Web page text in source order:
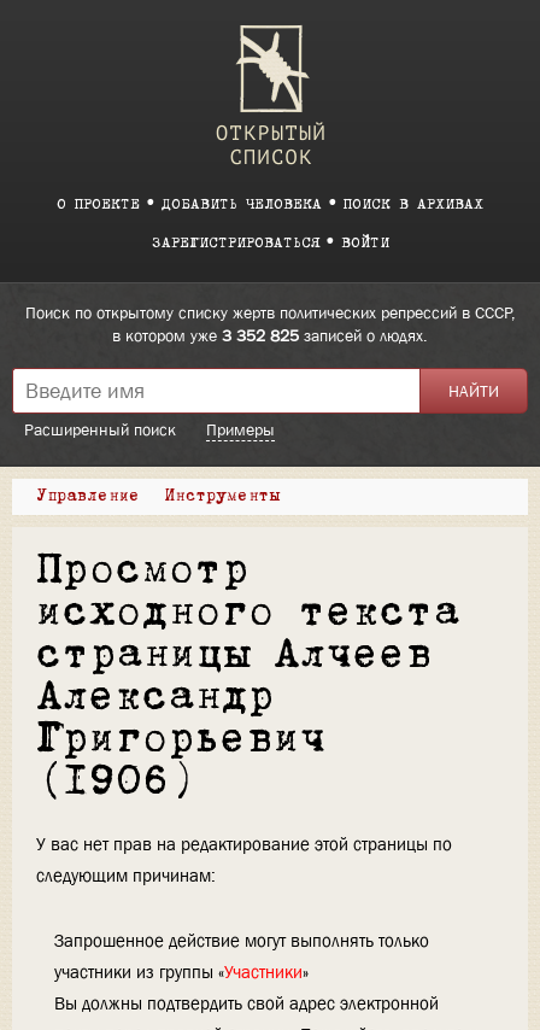
О ПРОЕКТЕ ДОБАВИТЬ ЧЕЛОВЕКА ПОИСК В АРХИВАХ
ЗАРЕГИСТРИРОВАТЬСЯ ВОЙТИ
Поиск по открытому списку жертв политических репрессий в СССР,
в котором уже 3 352 825 записей о людях.
Расширенный поиск Примеры
Управление Инструменты
Просмотр
исходного текста
страницы Алчеев
Александр
Григорьевич
(1906)
У вас нет прав на редактирование этой страницы по
следующим причинам:
Запрошенное действие могут выполнять только
участники из группы «Участники»
Вы должны подтвердить свой адрес электронной